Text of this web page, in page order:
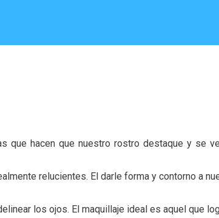
hacen que nuestro rostro destaque y se
relucientes. El darle forma y contorno a
los ojos. El maquillaje ideal es aquel que